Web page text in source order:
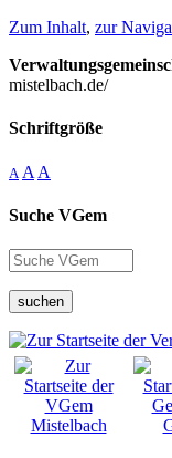
Zum Inhalt, zur
mistelbach.de/
Schriftgröße
A A A
Suche VGem
suchen